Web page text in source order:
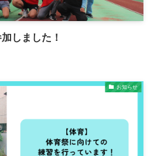
しました！
お知らせ